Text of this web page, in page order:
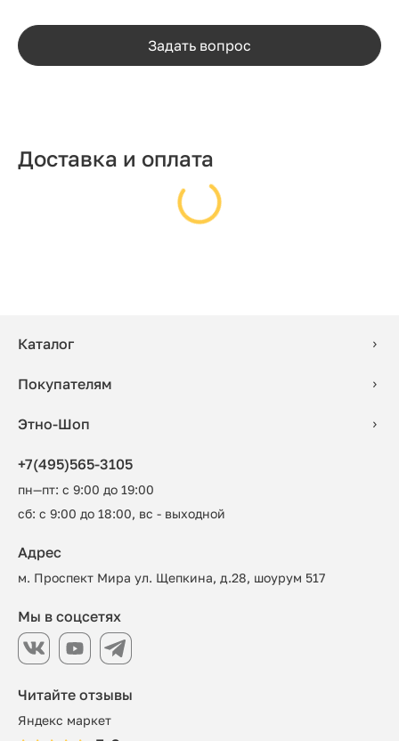
Задать вопрос
Доставка и оплата
Каталог
Покупателям
Этно-Шоп
+7(495)565-3105
пн—пт: с 9:00 до 19:00
сб: с 9:00 до 18:00, вс - выходной
Читайте отзывы
Яндекс маркет
Адрес
м. Проспект Мира ул. Щепкина, д.28, шоурум 517
Мы в соцсетях